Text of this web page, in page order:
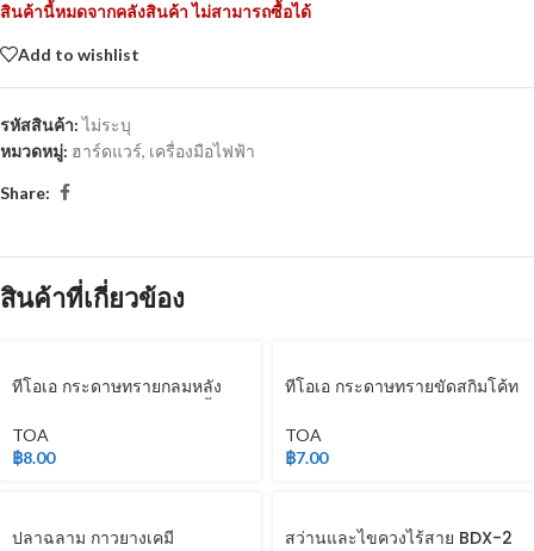
สินค้านี้หมดจากคลังสินค้า ไม่สามารถซื้อได้
Add to wishlist
รหัสสินค้า:ไม่ระบุ
หมวดหมู่: ฮาร์ดแวร์, เครื่องมือไฟฟ้า
Share:
สินค้าที่เกี่ยวข้อง
ทีโอเอ กระดาษทรายกลมหลัง
รู
TOA
฿8.00
ทีโอเอ กระดาษทรายขัดสกิมโค้ท
TOA
฿7.00
ปลาฉลาม กาวยางเคมี
สว่านและไขควงไร้สาย BDX-2